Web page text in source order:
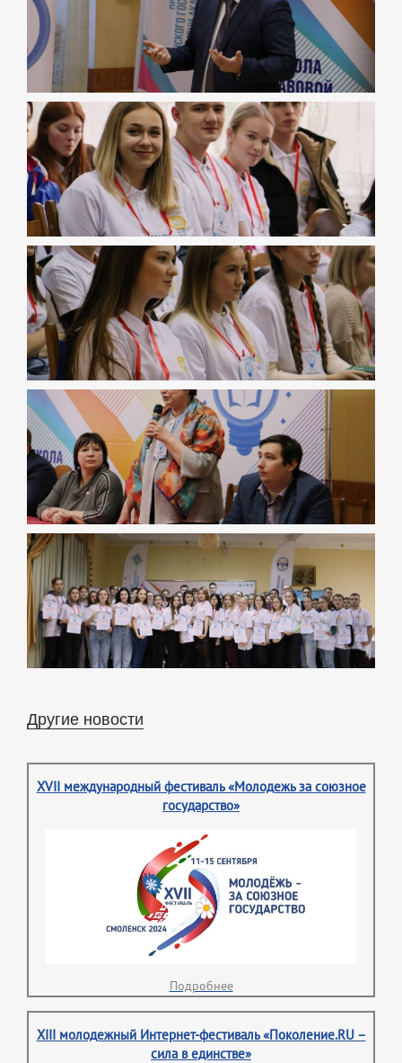
Другие новости
XVII международный фестиваль «Молодежь за союзное
государство»
Подробнее
XIII молодежный Интернет-фестиваль «Поколение.RU –
сила в единстве»